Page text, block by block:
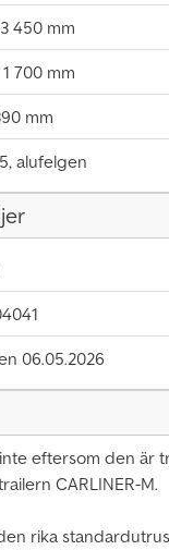
3 450 mm
1 700 mm
mm
alufelgen
06.05.2026
eftersom den är
CARLINER-M.
rika